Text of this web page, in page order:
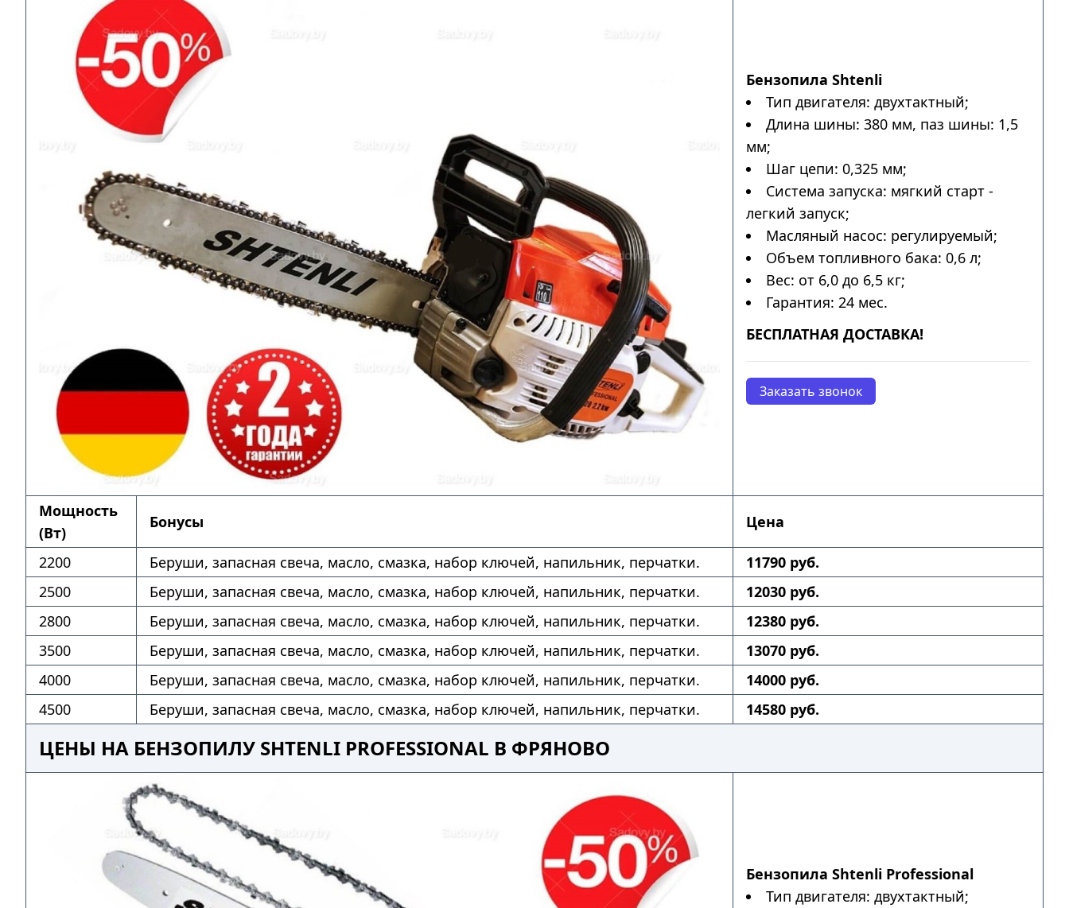
Бензопила Shtenli
Тип двигателя: двухтактный;
Длина шины: 380 мм, паз шины: 1,5
мм;
Шаг цепи: 0,325 мм;
Система запуска: мягкий старт -
легкий запуск;
Масляный насос: регулируемый;
Объем топливного бака: 0,6 л;
Вес: от 6,0 до 6,5 кг;
Гарантия: 24 мес.
БЕСПЛАТНАЯ ДОСТАВКА!
Заказать звонок
Мощность
(Вт)
Бонусы Цена
2200 Беруши, запасная свеча, масло, смазка, набор ключей, напильник, перчатки.
11790 руб.
2500
Беруши, запасная свеча, масло, смазка, набор ключей, напильник, перчатки.
12030 руб.
2800
Беруши, запасная свеча, масло, смазка, набор ключей, напильник, перчатки.
12380 руб.
3500
Беруши, запасная свеча, масло, смазка, набор ключей, напильник, перчатки.
13070 руб.
4000
Беруши, запасная свеча, масло, смазка, набор ключей, напильник, перчатки.
14000 руб.
4500
Беруши, запасная свеча, масло, смазка, набор ключей, напильник, перчатки. 14580 руб.
ЦЕНЫ НА БЕНЗОПИЛУ SHTENLI PROFESSIONAL В ФРЯНОВО
Бензопила Shtenli Professional
Тип двигателя: двухтактный;